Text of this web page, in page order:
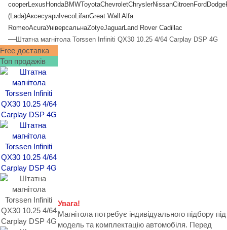
cooperLexus HondaBMWToyotaChevroletChryslerNissanCitroenFord Dodge
(Lada)Аксесуари IvecoLifanGreat Wall Alfa
RomeoAcuraУніверсальнаZotyeJaguarLand Rover Cadillac
—Штатна магнітола Torssen Infiniti QX30 10.25 4/64 Carplay DSP 4G
Free доставка
Топ продажів
Увага!
Магнітола потребує індивідуального підбору під
модель та комплектацію автомобіля. Перед